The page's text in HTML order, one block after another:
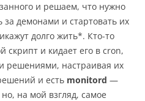
и решаем, что нужно
за демонами и стартовать их
долго жить*. Кто-то
скрипт и кидает его в cron,
решениями, настраивая их
и есть monitord —
на мой взгляд, самое